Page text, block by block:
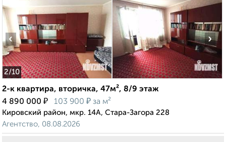
2/10
‹ ›
2-к квартира, вторичка, 47м², 8/9 этаж
4 890 000 ₽ 103 900 ₽ за м²
Кировский район, мкр. 14А, Стара-Загора 228
Агентство, 08.08.2026